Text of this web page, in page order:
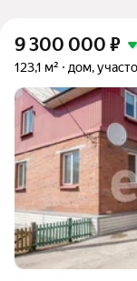
9 300 000 ₽
123,1 м² дом,